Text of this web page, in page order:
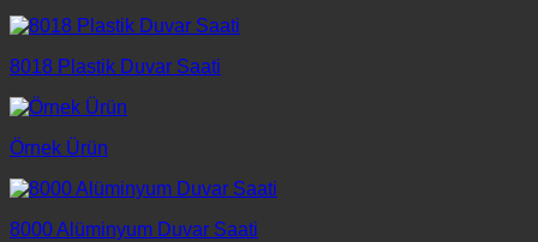
8018 Plastik Duvar Saati
Örnek Ürün
8000 Alüminyum Duvar Saati